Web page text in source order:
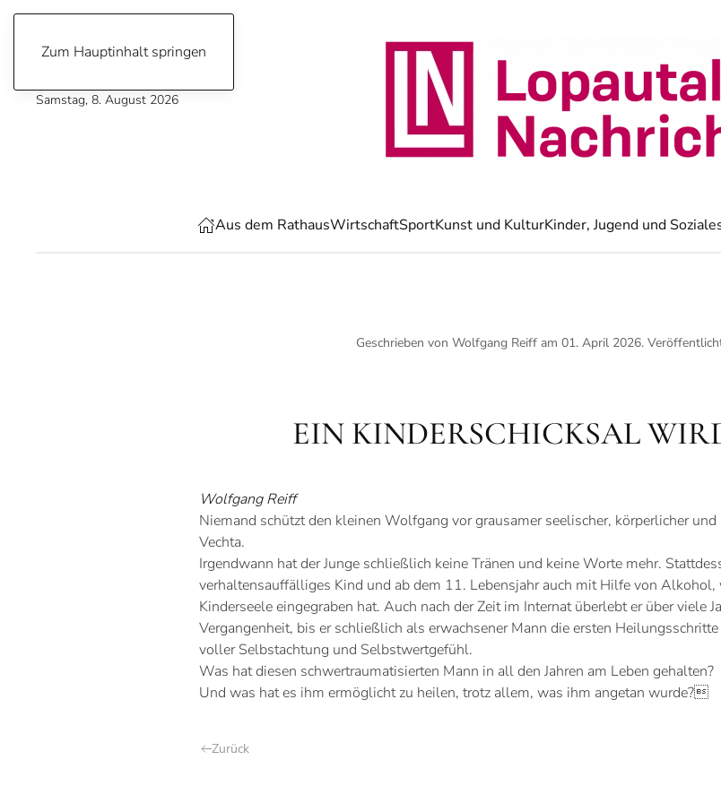
Zum Hauptinhalt springen
Samstag, 8. August 2026
Aus dem RathausWirtschaftSportKunst und KulturKinder, Jugend und
Geschrieben von Wolfgang Reiff am 01. April 2026.
EIN KINDERSCHICKSAL
Wolfgang Reiff
Niemand schützt den kleinen Wolfgang vor grausamer seelischer, körperlicher
Vechta.
Irgendwann hat der Junge schließlich keine Tränen und keine Worte mehr.
verhaltensauffälliges Kind und ab dem 11. Lebensjahr auch mit Hilfe von Alkohol,
Kinderseele eingegraben hat. Auch nach der Zeit im Internat überlebt er über viele
Vergangenheit, bis er schließlich als erwachsener Mann die ersten
voller Selbstachtung und Selbstwertgefühl.
Was hat diesen schwertraumatisierten Mann in all den Jahren am Leben gehalten?
Und was hat es ihm ermöglicht zu heilen, trotz allem, was ihm angetan wurde?
Zurück